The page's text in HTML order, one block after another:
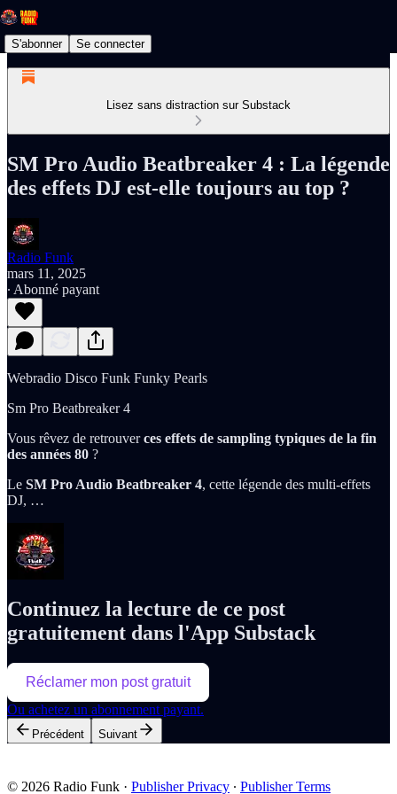
S'abonner Se connecter
Lisez sans distraction sur Substack
SM Pro Audio Beatbreaker 4 : La légende
des effets DJ est-elle toujours au top ?
Radio Funk
mars 11, 2025
∙ Abonné payant
Webradio Disco Funk Funky Pearls
Sm Pro Beatbreaker 4
Vous rêvez de retrouverces effets de sampling typiques de la fin
des années 80 ?
Le SM Pro Audio Beatbreaker 4, cette légende des multi-effets
DJ, …
Continuez la lecture de ce post
gratuitement dans l'App Substack
Réclamer mon post gratuit
Ou achetez un abonnement payant.
Précédent Suivant
© 2026 Radio Funk · Publisher Privacy ∙ Publisher Terms